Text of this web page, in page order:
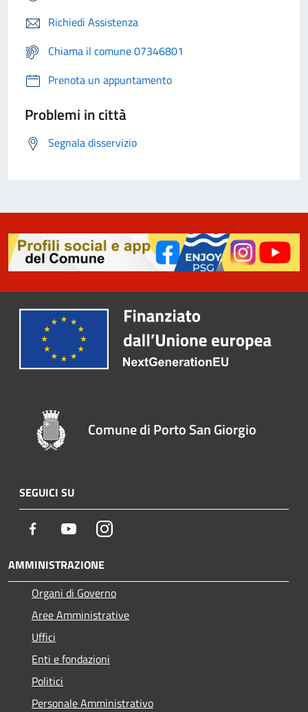
Richiedi Assistenza
Chiama il comune 07346801
Prenota un appuntamento
Problemi in città
Segnala disservizio
Comune di Porto San Giorgio
SEGUICI SU
Facebook YoutubeInstagram
AMMINISTRAZIONE
Organi di Governo
Aree Amministrative
Uffici
Enti e fondazioni
Politici
Personale Amministrativo